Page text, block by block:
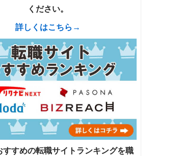
ください。
詳しくはこちら→
すすめの転職サイトランキングを職